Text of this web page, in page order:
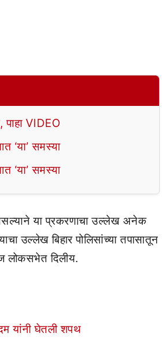
VIDEO
‘या’ समस्या
‘या’ समस्या
या प्रकरणाचा उल्लेख अनेक
उल्लेख बिहार पोलिसांच्या तपासातून
लोकसभेत दिलीय.
यांनी घेतली शपथ